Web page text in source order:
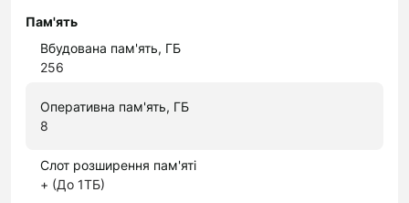
Пам'ять
Вбудована пам'ять, ГБ
256
Оперативна пам'ять, ГБ
8
Слот розширення пам'яті
+ (До 1ТБ)